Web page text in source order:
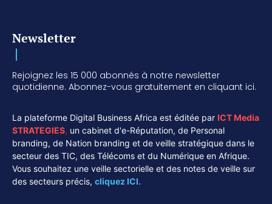
Newsletter
Rejoignez les 15 000 abonnés à notre newsletter
quotidienne. Abonnez-vous gratuitement en cliquant ici.
La plateforme Digital Business Africa est éditée par ICT Media
STRATEGIES, un cabinet d'e-Réputation, de Personal
branding, de Nation branding et de veille stratégique dans le
secteur des TIC, des Télécoms et du Numérique en Afrique.
Vous souhaitez une veille sectorielle et des notes de veille sur
des secteurs précis, cliquez ICI.